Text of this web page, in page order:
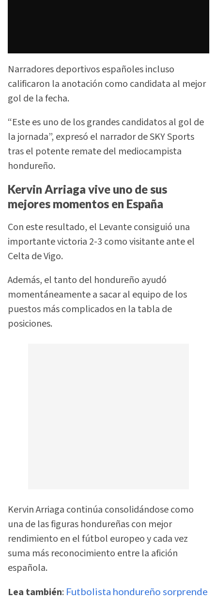
Narradores deportivos españoles incluso
calificaron la anotación como candidata al mejor
gol de la fecha.
“Este es uno de los grandes candidatos al gol de
la jornada”, expresó el narrador de SKY Sports
tras el potente remate del mediocampista
hondureño.
Kervin Arriaga vive uno de sus
mejores momentos en España
Con este resultado, el Levante consiguió una
importante victoria 2-3 como visitante ante el
Celta de Vigo.
Además, el tanto del hondureño ayudó
momentáneamente a sacar al equipo de los
puestos más complicados en la tabla de
posiciones.
Kervin Arriaga continúa consolidándose como
una de las figuras hondureñas con mejor
rendimiento en el fútbol europeo y cada vez
suma más reconocimiento entre la afición
española.
Lea también: Futbolista hondureño sorprende